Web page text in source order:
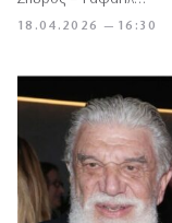
18.04.2026 — 16:30